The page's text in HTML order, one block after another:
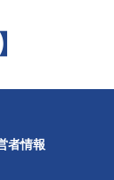
者情報